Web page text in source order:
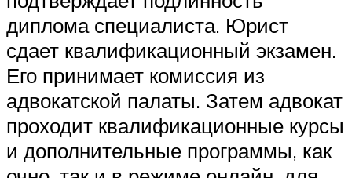
диплома специалиста. Юрист
сдает квалификационный экзамен.
Его принимает комиссия из
адвокатской палаты. Затем адвокат
проходит квалификационные курсы
и дополнительные программы, как